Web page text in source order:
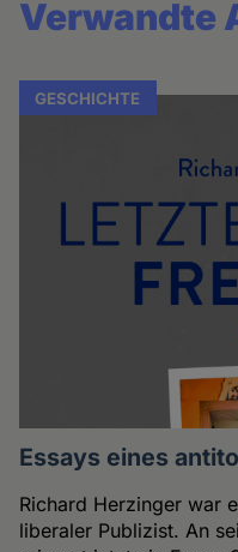
Verwandte
GESCHICHTE
Essays eines
Richard Herzinger war
liberaler Publizist. An